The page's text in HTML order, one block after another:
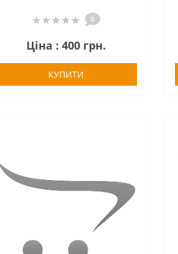
0
Ціна : 400 грн.
КУПИТИ